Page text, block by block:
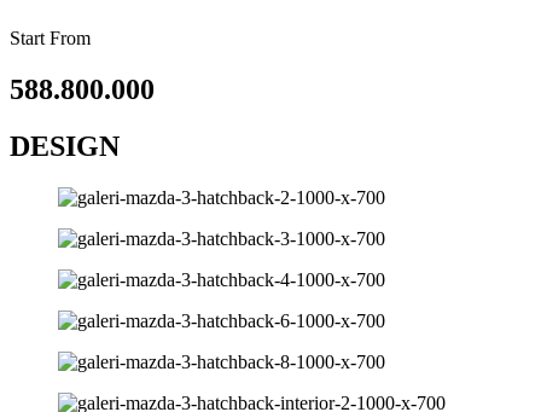
Start From
588.800.000
DESIGN